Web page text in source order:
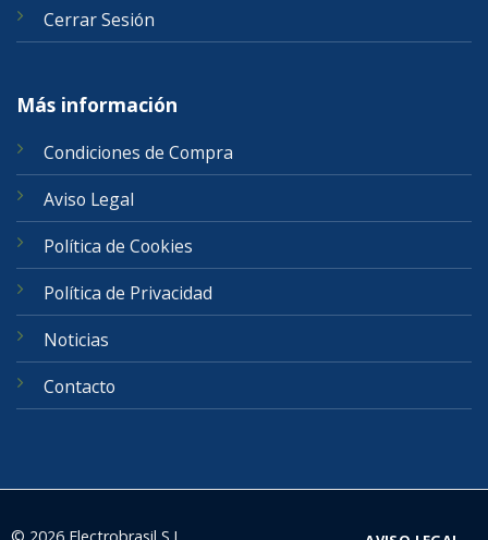
Cerrar Sesión
Más información
Condiciones de Compra
Aviso Legal
Política de Cookies
Política de Privacidad
Noticias
Contacto